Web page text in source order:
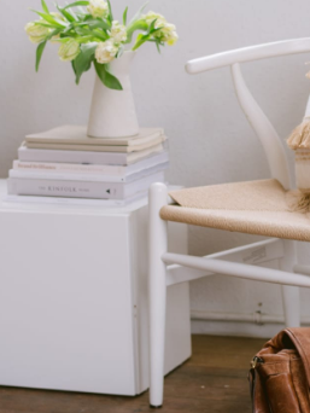
Sed ut perspiciatis unde
natus error sit
accusantium doloremque
totam rem aperiam,
ab illo inventore
architecto beatae
explicabo. Nemo
voluptatem quia
aspernatur aut odit aut
consequuntur magni